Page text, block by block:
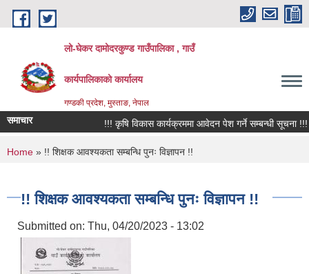
Skip to main content
लो-घेकर दामोदरकुण्ड गाउँपालिका , गाउँ
कार्यपालिकाको कार्यालय
गण्डकी प्रदेश, मुस्ताङ, नेपाल
समाचार !!! कृषि विकास कार्यक्रममा आवेदन पेश गर्ने सम्बन्धी सूचना !!!
You are here
Home » !! शिक्षक आवश्यकता सम्बन्धि पुनः विज्ञापन !!
!! शिक्षक आवश्यकता सम्बन्धि पुनः विज्ञापन !!
Submitted on: Thu, 04/20/2023 - 13:02